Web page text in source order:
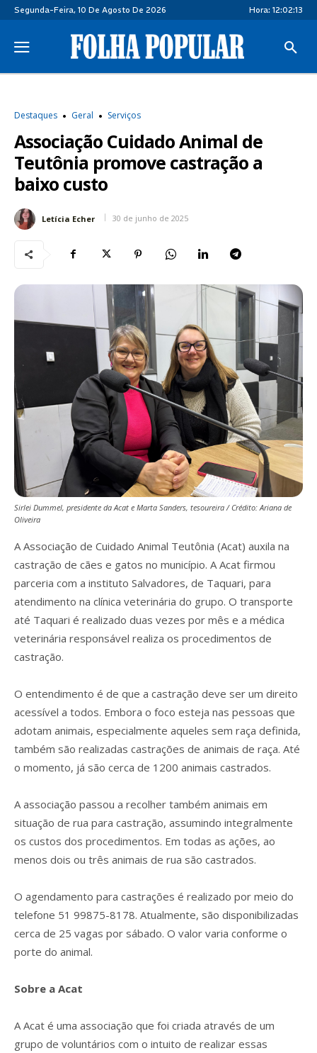
Segunda-Feira, 10 De Agosto De 2026 Hora: 12:02:14
Destaques Geral Serviços
Associação Cuidado Animal de
Teutônia promove castração a
baixo custo
Letícia Echer 30 de junho de 2025
Sirlei Dummel, presidente da Acat e Marta Sanders, tesoureira / Crédito: Ariana de
Oliveira
A Associação de Cuidado Animal Teutônia (Acat) auxila na
castração de cães e gatos no município. A Acat firmou
parceria com a instituto Salvadores, de Taquari, para
atendimento na clínica veterinária do grupo. O transporte
até Taquari é realizado duas vezes por mês e a médica
veterinária responsável realiza os procedimentos de
castração.
O entendimento é de que a castração deve ser um direito
acessível a todos. Embora o foco esteja nas pessoas que
adotam animais, especialmente aqueles sem raça definida,
também são realizadas castrações de animais de raça. Até
o momento, já são cerca de 1200 animais castrados.
A associação passou a recolher também animais em
situação de rua para castração, assumindo integralmente
os custos dos procedimentos. Em todas as ações, ao
menos dois ou três animais de rua são castrados.
O agendamento para castrações é realizado por meio do
telefone 51 99875-8178. Atualmente, são disponibilizadas
cerca de 25 vagas por sábado. O valor varia conforme o
porte do animal.
Sobre a Acat
A Acat é uma associação que foi criada através de um
grupo de voluntários com o intuito de realizar essas